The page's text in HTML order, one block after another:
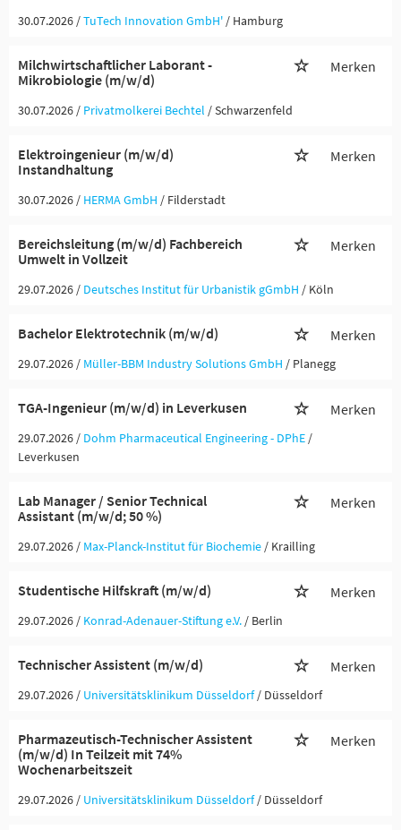
30.07.2026 /TuTech Innovation GmbH' / Hamburg
Milchwirtschaftlicher Laborant -
Mikrobiologie (m/w/d)
Merken
30.07.2026 / Privatmolkerei Bechtel / Schwarzenfeld
Elektroingenieur (m/w/d)
Instandhaltung
Merken
30.07.2026 / HERMA GmbH / Filderstadt
Bereichsleitung (m/w/d) Fachbereich
Umwelt in Vollzeit
Merken
29.07.2026 / Deutsches Institut für Urbanistik gGmbH / Köln
Bachelor Elektrotechnik (m/w/d) Merken
29.07.2026 / Müller-BBM Industry Solutions GmbH / Planegg
TGA-Ingenieur (m/w/d) in Leverkusen Merken
29.07.2026 / Dohm Pharmaceutical Engineering - DPhE /
Leverkusen
Lab Manager / Senior Technical
Assistant (m/w/d; 50 %)
Merken
29.07.2026 / Max-Planck-Institut für Biochemie / Krailling
Studentische Hilfskraft (m/w/d) Merken
29.07.2026 / Konrad-Adenauer-Stiftung e.V. / Berlin
Technischer Assistent (m/w/d) Merken
29.07.2026 / Universitätsklinikum Düsseldorf / Düsseldorf
Pharmazeutisch-Technischer Assistent
(m/w/d) In Teilzeit mit 74%
Wochenarbeitszeit
Merken
29.07.2026 / Universitätsklinikum Düsseldorf / Düsseldorf